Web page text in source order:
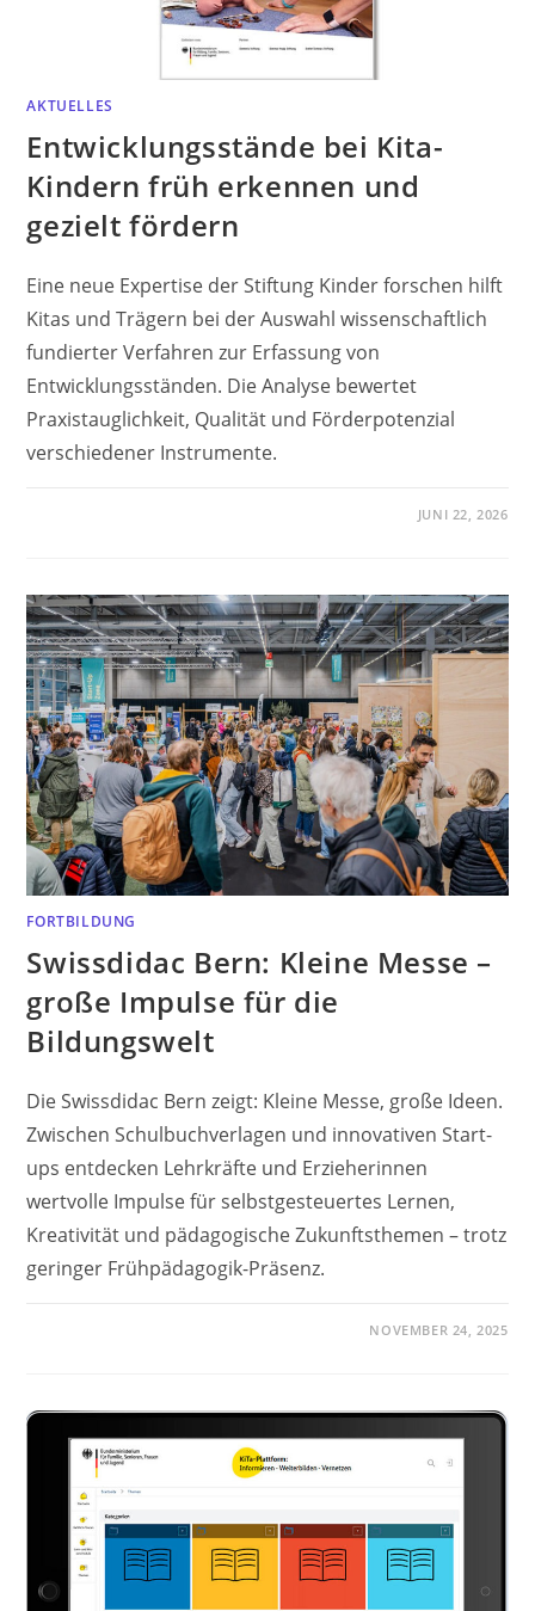
AKTUELLES
Entwicklungsstände bei Kita-
Kindern früh erkennen und
gezielt fördern
Eine neue Expertise der Stiftung Kinder forschen hilft
Kitas und Trägern bei der Auswahl wissenschaftlich
fundierter Verfahren zur Erfassung von
Entwicklungsständen. Die Analyse bewertet
Praxistauglichkeit, Qualität und Förderpotenzial
verschiedener Instrumente.
JUNI 22, 2026
FORTBILDUNG
Swissdidac Bern: Kleine Messe –
große Impulse für die
Bildungswelt
Die Swissdidac Bern zeigt: Kleine Messe, große Ideen.
Zwischen Schulbuchverlagen und innovativen Start-
ups entdecken Lehrkräfte und Erzieherinnen
wertvolle Impulse für selbstgesteuertes Lernen,
Kreativität und pädagogische Zukunftsthemen – trotz
geringer Frühpädagogik-Präsenz.
NOVEMBER 24, 2025